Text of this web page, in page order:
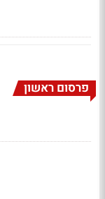
פרסום ראשון